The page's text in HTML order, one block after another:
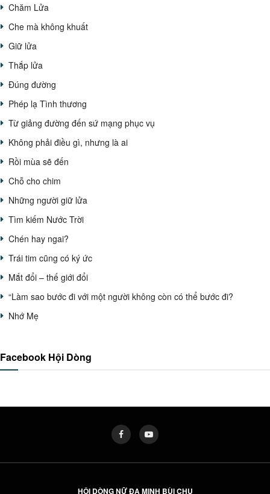
Chăm Lửa
Che mà không khuất
Giữ lửa
Thắp lửa
Đúng đường
Phép lạ Tình thương
Từ giảng đường đến sứ mạng phục vụ
Không phải điều gì, nhưng là ai
Rồi mùa sẽ đến
Chỗ cho chim
Những người giữ lửa
Tìm kiếm Nước Trời
Chén hay ngai?
Trái tim cũng có ký ức
Mắt đổi – thế giới đổi
“Làm sao bước đi với một người không còn có thể bước đi?
Nhớ Mẹ
Facebook Hội Dòng
HỘI DÒNG NỮ ĐA MINH BÙI CHU